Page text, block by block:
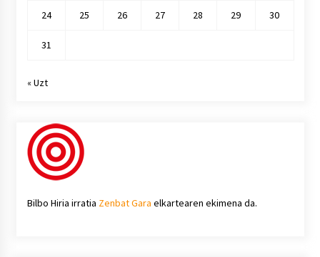
24 25 26 27 28 29 30
31
« Uzt
Bilbo Hiria irratia Zenbat Gara elkartearen ekimena da.